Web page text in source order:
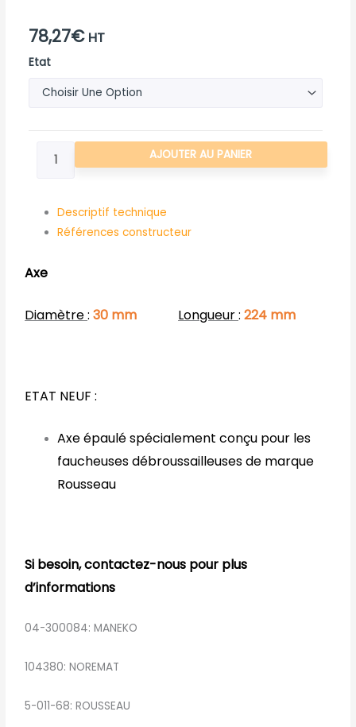
78,27€ HT
Etat
quantité
AXE
POUR
AJOUTER AU PANIER
Descriptif technique
Références constructeur
Axe
Diamètre: 30 mm Longueur: 224 mm
ETAT NEUF :
Axe épaulé spécialement conçu pour les
faucheuses débroussailleuses de marque
Rousseau
Si besoin, contactez-nous pour plus
d’informations
04-300084: MANEKO
104380: NOREMAT
5-011-68: ROUSSEAU